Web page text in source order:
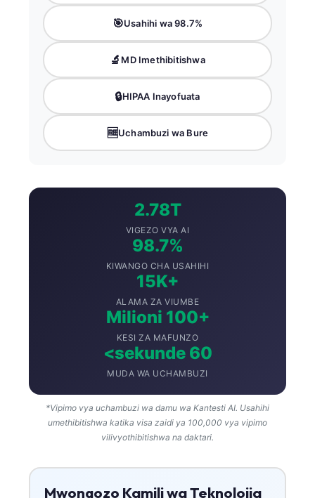
🎯Usahihi wa 98.7%
🔬 MD Imethibitishwa
🔒HIPAA Inayofuata
🆓Uchambuzi wa Bure
2.78T
VIGEZO VYA AI
98.7%
KIWANGO CHA USAHIHI
15K+
ALAMA ZA VIUMBE
Milioni 100+
KESI ZA MAFUNZO
<sekunde 60
MUDA WA UCHAMBUZI
*Vipimo vya uchambuzi wa damu wa Kantesti AI. Usahihi
umethibitishwa katika visa zaidi ya 100,000 vya vipimo
vilivyothibitishwa na daktari.
Mwongozo Kamili wa Teknolojia